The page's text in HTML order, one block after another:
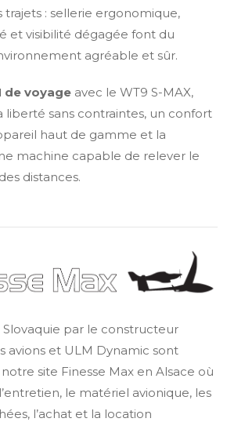
trajets : sellerie ergonomique,
et visibilité dégagée font du
agréable et sûr.
de voyage avec le WT9 S-MAX,
liberté sans contraintes, un confort
haut de gamme et la
machine capable de relever le
distances.
Slovaquie par le constructeur
avions et ULM Dynamic sont
site Finesse Max en Alsace où
le matériel avionique, les
l’achat et la location